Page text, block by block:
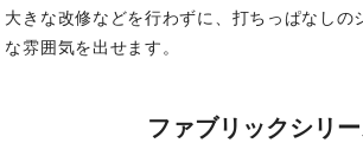
大きな改修などを行わずに、打ちっぱなしの
な雰囲気を出せます。
ファブリックシリ